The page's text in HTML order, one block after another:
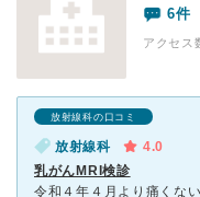
6件
アクセ
放射線科の口コミ
放射線科
4.0
乳がんMRI検診